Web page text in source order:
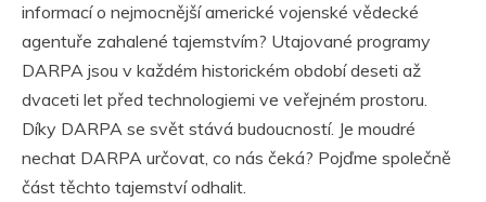
informací o nejmocnější americké vojenské vědecké
agentuře zahalené tajemstvím? Utajované programy
DARPA jsou v každém historickém období deseti až
dvaceti let před technologiemi ve veřejném prostoru.
Díky DARPA se svět stává budoucností. Je moudré
nechat DARPA určovat, co nás čeká? Pojďme společně
část těchto tajemství odhalit.